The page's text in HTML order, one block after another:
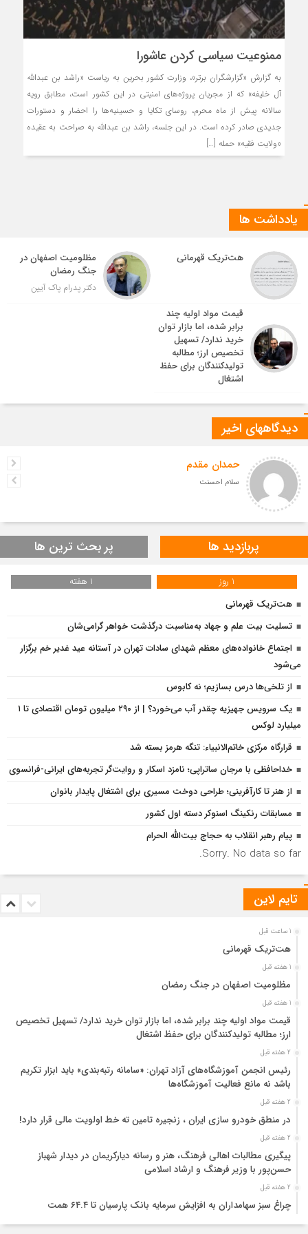
ممنوعیت سیاسی کردن عاشورا
به گزارش «گزارشگران برتر»، وزارت کشور بحرین به ریاست «راشد بن عبدالله
آل خلیفه» که از مجریان پروژه‌های امنیتی در این کشور است، مطابق رویه
سالانه پیش از ماه محرم، روسای تکایا و حسینیه‌ها را احضار و دستورات
جدیدی صادر کرده است. در این جلسه، راشد بن عبدالله به صراحت به عقیده
«ولایت فقیه» حمله […]
یادداشت ها
هت‌تریک قهرمانی
مظلومیت اصفهان در
جنگ رمضان
دکتر پدرام پاک آیین
قیمت مواد اولیه چند
برابر شده، اما بازار توان
خرید ندارد/ تسهیل
تخصیص ارز؛ مطالبه
تولیدکنندگان برای حفظ
اشتغال
دیدگاههای اخیر
حمدان مقدم
سلام احسنت
پربازدید ها پر بحث ترین ها
1 روز
1 هفته
هت‌تریک قهرمانی
تسلیت بیت علم و جهاد به‌مناسبت درگذشت خواهر گرامی‌شان
اجتماع خانواده‌های معظم شهدای سادات تهران در آستانه عید غدیر خم برگزار
می‌شود
از تلخی‌ها درس بسازیم؛ نه کابوس
یک سرویس جهیزیه چقدر آب می‌خورد؟ | از ۲۹۰ میلیون تومان اقتصادی تا ۱
میلیارد لوکس
قرارگاه مرکزی خاتم‌الانبیاء: تنگه هرمز بسته شد
خداحافظی با مرجان ساتراپی؛ نامزد اسکار و روایت‌گر تجربه‌های ایرانی-فرانسوی
از هنر تا کارآفرینی؛ طراحی دوخت مسیری برای اشتغال پایدار بانوان
مسابقات رنکینگ اسنوکر دسته اول کشور
پیام رهبر انقلاب به حجاج بیت‌الله الحرام
Sorry. No data so far.
تایم لاین
1 ساعت قبل
هت‌تریک قهرمانی
1 هفته قبل
مظلومیت اصفهان در جنگ رمضان
1 هفته قبل
قیمت مواد اولیه چند برابر شده، اما بازار توان خرید ندارد/ تسهیل تخصیص
ارز؛ مطالبه تولیدکنندگان برای حفظ اشتغال
2 هفته قبل
رئیس انجمن آموزشگاه‌های آزاد تهران: «سامانه رتبه‌بندی» باید ابزار تکریم
باشد نه مانع فعالیت آموزشگاه‌ها
2 هفته قبل
در منطق خودرو سازی ایران ، زنجیره تامین ته خط اولویت مالی قرار دارد!
2 هفته قبل
پیگیری مطالبات اهالی فرهنگ، هنر و رسانه دیارکریمان در دیدار شهباز
حسن‌پور با وزیر فرهنگ و ارشاد اسلامی
2 هفته قبل
چراغ سبز سهامداران به افزایش سرمایه بانک پارسیان تا ۶۴.۴ همت
2 هفته قبل